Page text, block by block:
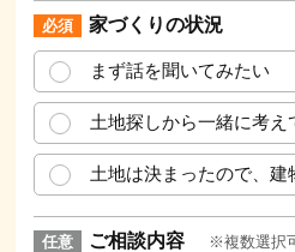
家づくりの状況
まず話を聞いてみたい
土地探しから一緒に考え
土地は決まったので、建
ご相談内容 ※複数選択